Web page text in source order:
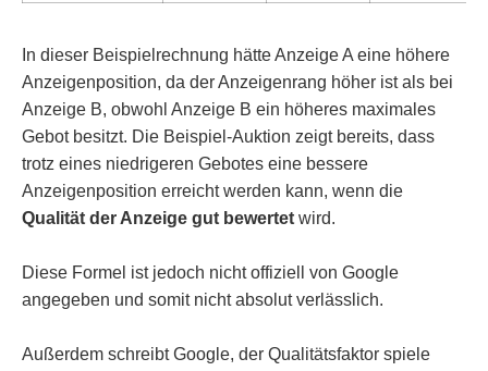
In dieser Beispielrechnung hätte Anzeige A eine höhere
Anzeigenposition, da der Anzeigenrang höher ist als bei
Anzeige B, obwohl Anzeige B ein höheres maximales
Gebot besitzt. Die Beispiel-Auktion zeigt bereits, dass
trotz eines niedrigeren Gebotes eine bessere
Anzeigenposition erreicht werden kann, wenn die
Qualität der Anzeige gut bewertet wird.
Diese Formel ist jedoch nicht offiziell von Google
angegeben und somit nicht absolut verlässlich.
Außerdem schreibt Google, der Qualitätsfaktor spiele